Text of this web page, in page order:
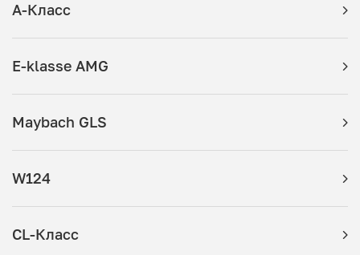
A-Класс
E-klasse AMG
Maybach GLS
W124
CL-Класс